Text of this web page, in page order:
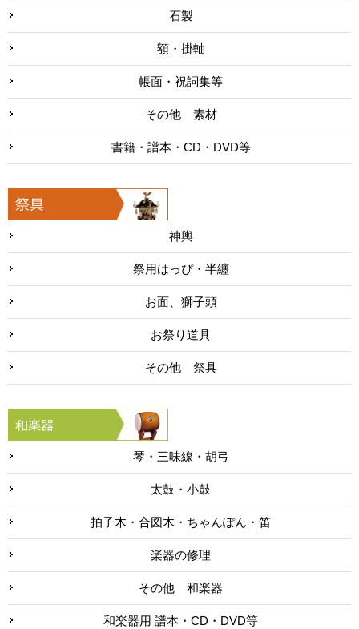
石製
額・掛軸
帳面・祝詞集等
その他 素材
書籍・譜本・CD・DVD等
神輿
祭用はっぴ・半纏
お面、獅子頭
お祭り道具
その他 祭具
琴・三味線・胡弓
太鼓・小鼓
拍子木・合図木・ちゃんぽん・笛
楽器の修理
その他 和楽器
和楽器用 譜本・CD・DVD等